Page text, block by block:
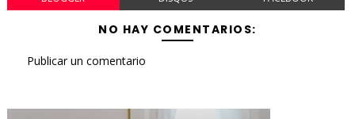
NO HAY COMENTARIOS:
Publicar un comentario